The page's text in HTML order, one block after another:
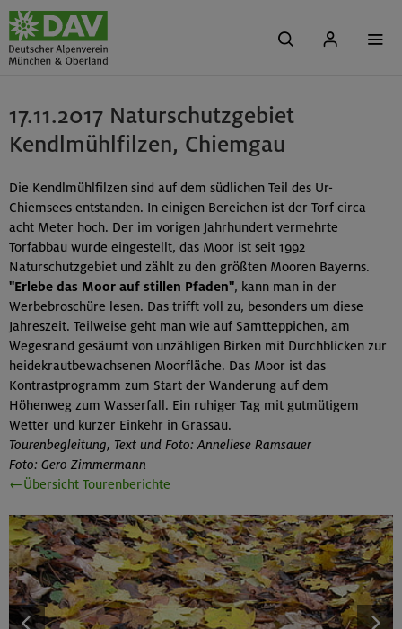
17.11.2017 Naturschutzgebiet
Kendlmühlfilzen, Chiemgau
Die Kendlmühlfilzen sind auf dem südlichen Teil des Ur-
Chiemsees entstanden. In einigen Bereichen ist der Torf circa
acht Meter hoch. Der im vorigen Jahrhundert vermehrte
Torfabbau wurde eingestellt, das Moor ist seit 1992
Naturschutzgebiet und zählt zu den größten Mooren Bayerns.
"Erlebe das Moor auf stillen Pfaden", kann man in der
Werbebroschüre lesen. Das trifft voll zu, besonders um diese
Jahreszeit. Teilweise geht man wie auf Samtteppichen, am
Wegesrand gesäumt von unzähligen Birken mit Durchblicken zur
heidekrautbewachsenen Moorfläche. Das Moor ist das
Kontrastprogramm zum Start der Wanderung auf dem
Höhenweg zum Wasserfall. Ein ruhiger Tag mit gutmütigem
Wetter und kurzer Einkehr in Grassau.
Tourenbegleitung, Text und Foto: Anneliese Ramsauer
Foto: Gero Zimmermann
←Übersicht Tourenberichte